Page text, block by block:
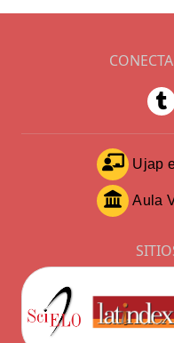
Ujap
Aula